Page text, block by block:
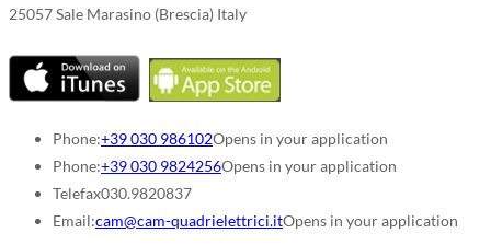
25057 Sale Marasino (Brescia) Italy
Phone:+39 030 986102Opens in your application
Phone:+39 030 9824256Opens in your application
Telefax030.9820837
Email:cam@cam-quadrielettrici.itOpens in your application